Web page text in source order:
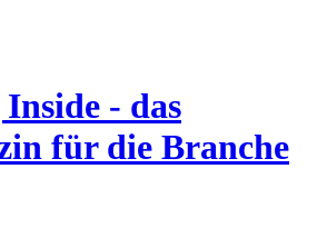
- das
für die Branche